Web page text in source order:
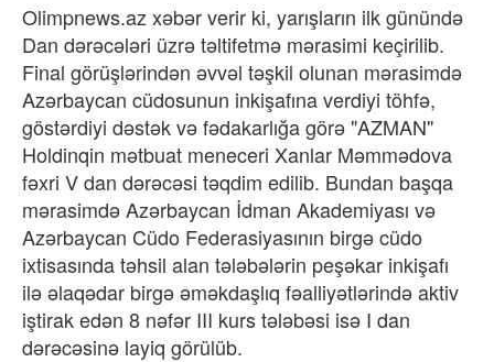
Olimpnews.az xəbər verir ki, yarışların ilk günündə
Dan dərəcələri üzrə təltifetmə mərasimi keçirilib.
Final görüşlərindən əvvəl təşkil olunan mərasimdə
Azərbaycan cüdosunun inkişafına verdiyi töhfə,
göstərdiyi dəstək və fədakarlığa görə "AZMAN"
Holdinqin mətbuat meneceri Xanlar Məmmədova
fəxri V dan dərəcəsi təqdim edilib. Bundan başqa
mərasimdə Azərbaycan İdman Akademiyası və
Azərbaycan Cüdo Federasiyasının birgə cüdo
ixtisasında təhsil alan tələbələrin peşəkar inkişafı
ilə əlaqədar birgə əməkdaşlıq fəalliyətlərində aktiv
iştirak edən 8 nəfər III kurs tələbəsi isə I dan
dərəcəsinə layiq görülüb.